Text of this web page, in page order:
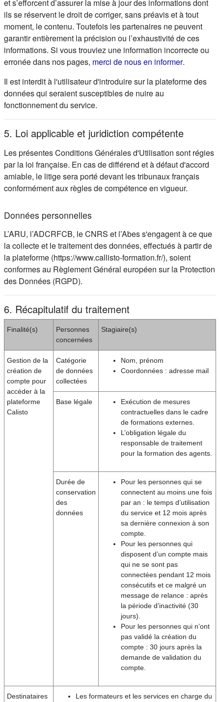
et s’efforcent d’assurer la mise à jour des informations dont
ils se réservent le droit de corriger, sans préavis et à tout
moment, le contenu. Toutefois les partenaires ne peuvent
garantir entièrement la précision ou l’exhaustivité de ces
informations. Si vous trouviez une information incorrecte ou
erronée dans nos pages, merci de nous en informer(s'ouvre
.
Il est interdit à l'utilisateur d'introduire sur la plateforme des
données qui seraient susceptibles de nuire au
fonctionnement du service.
5. Loi applicable et juridiction compétente
Les présentes Conditions Générales d'Utilisation sont régies
par la loi française. En cas de différend et à défaut d'accord
amiable, le litige sera porté devant les tribunaux français
conformément aux règles de compétence en vigueur.
Données personnelles
L’ARU, l’ADCRFCB, le CNRS et l’Abes s'engagent à ce que
la collecte et le traitement des données, effectués à partir de
la plateforme (https://www.callisto-formation.fr/), soient
conformes au Règlement Général européen sur la Protection
des Données (RGPD).
6. Récapitulatif du traitement
Finalité(s)
Personnes
concernées
Stagiaire(s)
Gestion de la
création de
compte pour
accéder à la
plateforme
Calisto
Catégorie
de données
collectées
Nom, prénom
Coordonnées : adresse mail
Base légale
Exécution de mesures
contractuelles dans le cadre
de formations externes.
L’obligation légale du
responsable de traitement
pour la formation des agents.
Durée de
conservation
des
données
Pour les personnes qui se
connectent au moins une fois
par an : le temps d’utilisation
du service et 12 mois après
sa dernière connexion à son
compte.
Pour les personnes qui
disposent d’un compte mais
qui ne se sont pas
connectées pendant 12 mois
consécutifs et ce malgré un
message de relance : après
la période d’inactivité (30
jours).
Pour les personnes qui n’ont
pas validé la création du
compte : 30 jours après la
demande de validation du
compte.
Destinataires
Les formateurs et les services en charge du